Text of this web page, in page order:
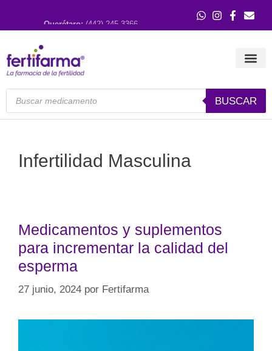
Querétaro:(442) 245 3366
BUSCAR
Infertilidad Masculina
Medicamentos y suplementos
para incrementar la calidad del
esperma
27 junio, 2024 por Fertifarma